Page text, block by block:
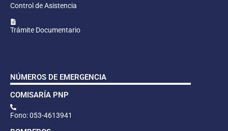
Control de Asistencia
Trámite Documentario
NÚMEROS DE EMERGENCIA
COMISARÍA PNP
Fono: 053-4613941